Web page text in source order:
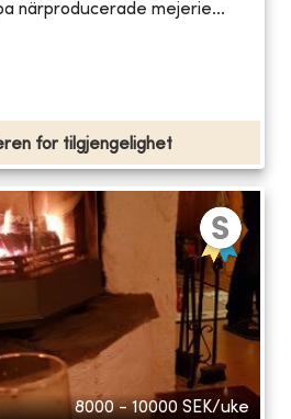
närproducerade mejerie...
for tilgjengelighet
8000 - 10000 SEK/uke